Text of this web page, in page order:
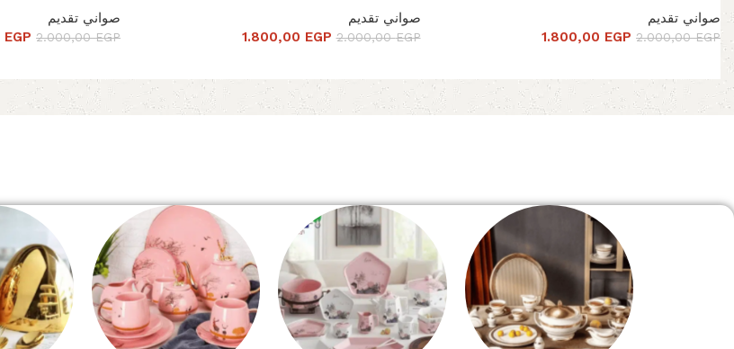
صواني تقديم
2.000,00EGP
1.800,00 EGP
صواني تقديم
2.000,00EGP
1.800,00 EGP
صواني تقديم
2.000,00EGP
EGP